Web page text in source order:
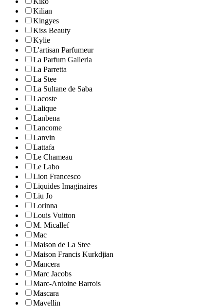
Kilian
Kingyes
Kiss Beauty
Kylie
L'artisan Parfumeur
La Parfum Galleria
La Parretta
La Stee
La Sultane de Saba
Lacoste
Lalique
Lanbena
Lancome
Lanvin
Lattafa
Le Chameau
Le Labo
Lion Francesco
Liquides Imaginaires
Liu Jo
Lorinna
Louis Vuitton
M. Micallef
Mac
Maison de La Stee
Maison Francis Kurkdjian
Mancera
Marc Jacobs
Marc-Antoine Barrois
Mascara
Mavellin